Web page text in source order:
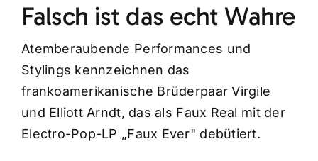
Falsch ist das echt Wahre
Atemberaubende Performances und
Stylings kennzeichnen das
frankoamerikanische Brüderpaar Virgile
und Elliott Arndt, das als Faux Real mit der
Electro-Pop-LP „Faux Ever" debütiert.